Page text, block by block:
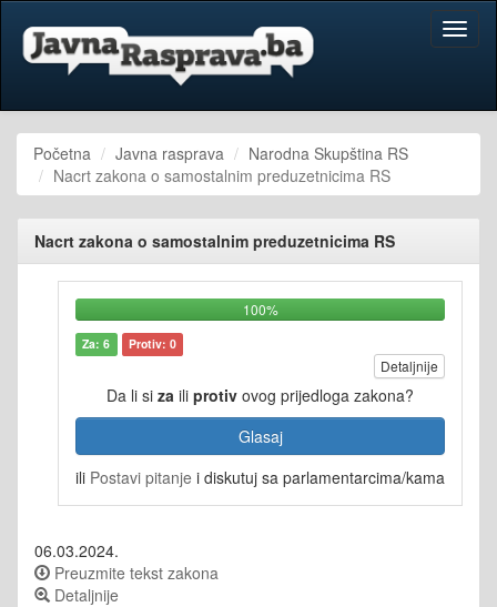
Početna Javna rasprava
Narodna Skupština RS
Nacrt zakona o samostalnim preduzetnicima RS
Nacrt zakona o samostalnim preduzetnicima RS
100%
Za: 6 Protiv: 0
Detaljnije
Da li si za ili protiv ovog prijedloga zakona?
Glasaj
ili Postavi pitanje i diskutuj sa parlamentarcima/kama
06.03.2024.
Preuzmite tekst zakona
Detaljnije